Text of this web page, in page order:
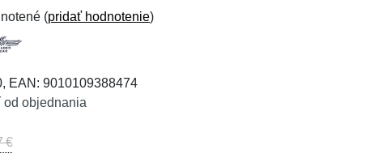
(pridať hodnotenie)
EAN: 9010109388474
od objednania
€